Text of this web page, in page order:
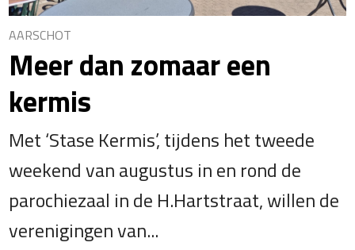
AARSCHOT
Meer dan zomaar een
kermis
Met ‘Stase Kermis’, tijdens het tweede
weekend van augustus in en rond de
parochiezaal in de H.Hartstraat, willen de
verenigingen van...